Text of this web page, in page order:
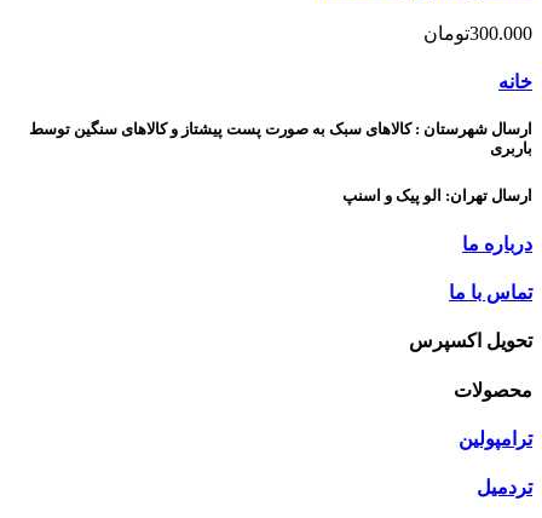
تومان300.000
خانه
ارسال شهرستان : کالاهای سبک به صورت پست پیشتاز و کالاهای سنگین توسط
باربری
ارسال تهران: الو پیک و اسنپ
درباره ما
تماس با ما
تحویل اکسپرس
محصولات
ترامپولین
تردمیل